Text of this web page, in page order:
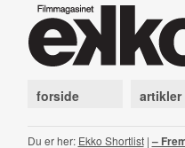
forside artikler
Du er her: Ekko Shortlist| –